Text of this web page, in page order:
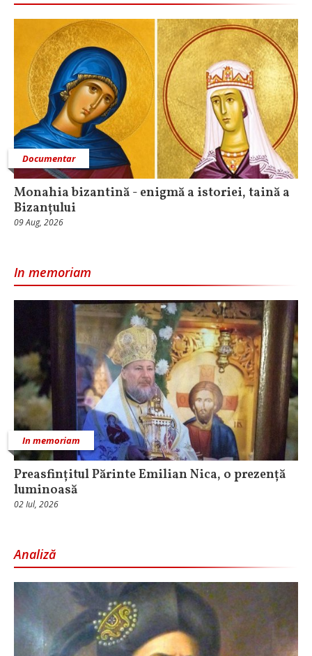
Documentar
Monahia bizantină - enigmă a istoriei, taină a
Bizanțului
09 Aug, 2026
In memoriam
In memoriam
Preasfințitul Părinte Emilian Nica, o prezență
luminoasă
02 Iul, 2026
Analiză